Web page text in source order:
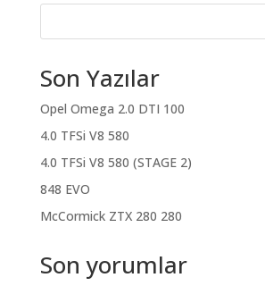
Son Yazılar
Opel Omega 2.0 DTI 100
4.0 TFSi V8 580
4.0 TFSi V8 580 (STAGE 2)
848 EVO
McCormick ZTX 280 280
Son yorumlar